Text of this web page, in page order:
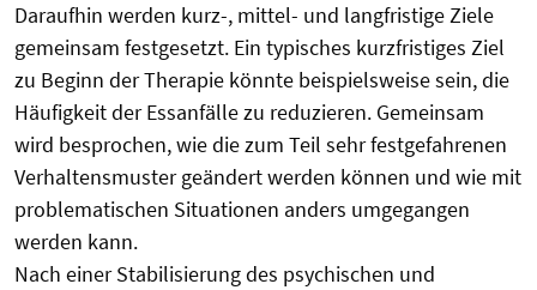
Daraufhin werden kurz-, mittel- und langfristige Ziele
gemeinsam festgesetzt. Ein typisches kurzfristiges Ziel
zu Beginn der Therapie könnte beispielsweise sein, die
Häufigkeit der Essanfälle zu reduzieren. Gemeinsam
wird besprochen, wie die zum Teil sehr festgefahrenen
Verhaltensmuster geändert werden können und wie mit
problematischen Situationen anders umgegangen
werden kann.
Nach einer Stabilisierung des psychischen und